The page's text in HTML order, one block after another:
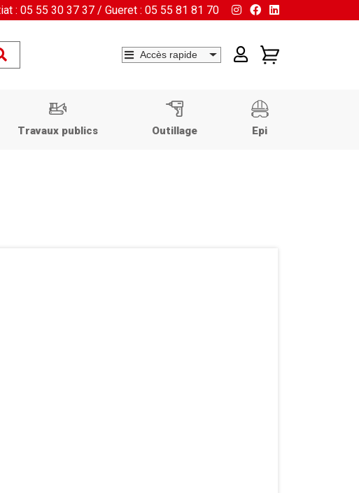
: 05 55 30 37 37 / Gueret : 05 55 81 81 70
Travaux publics Outillage Epi